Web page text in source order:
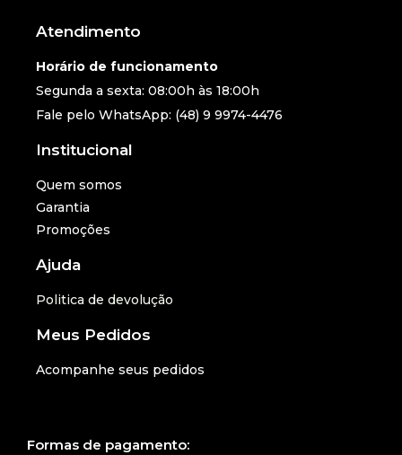
Atendimento
Horário de funcionamento
Segunda a sexta: 08:00h às 18:00h
Fale pelo WhatsApp: (48) 9 9974-4476
Institucional
Quem somos
Garantia
Promoções
Ajuda
Politica de devolução
Meus Pedidos
Acompanhe seus pedidos
Formas de pagamento: